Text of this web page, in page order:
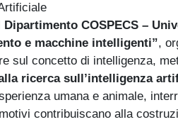
Dipartimento COSPECS –
e macchine intelligenti”,
sul concetto di intelligenza,
ricerca sull’intelligenza
umana e animale,
contribuiscano alla